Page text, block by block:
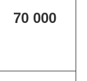
70 000